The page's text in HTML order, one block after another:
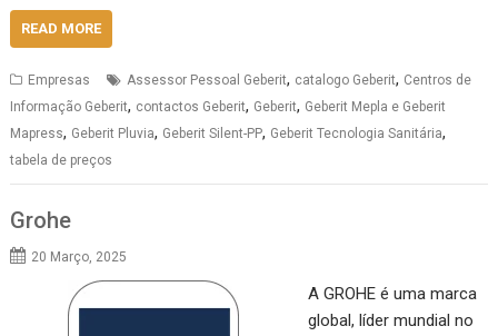
READ MORE
Empresas Assessor Pessoal Geberit, catalogo Geberit, Centros de
Informação Geberit, contactos Geberit, Geberit, Geberit Mepla e Geberit
Mapress, Geberit Pluvia, Geberit Silent-PP, Geberit Tecnologia Sanitária,
tabela de preços
Grohe
20 Março, 2025
A GROHE é uma marca
global, líder mundial no